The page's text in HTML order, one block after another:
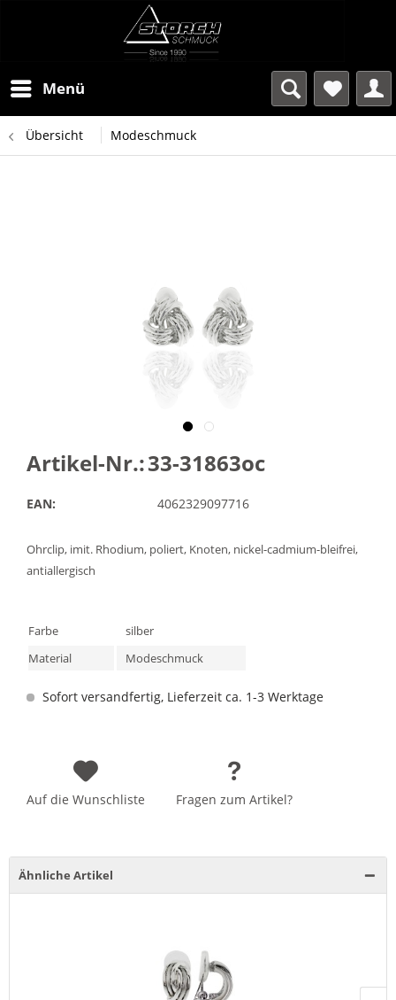
Menü
Übersicht Modeschmuck
Artikel-Nr.:33-31863oc
EAN: 4062329097716
Ohrclip, imit. Rhodium, poliert, Knoten, nickel-cadmium-bleifrei,
antiallergisch
Farbe
silber
Material
Modeschmuck
Sofort versandfertig, Lieferzeit ca. 1-3 Werktage
Auf die Wunschliste Fragen zum Artikel?
Ähnliche Artikel